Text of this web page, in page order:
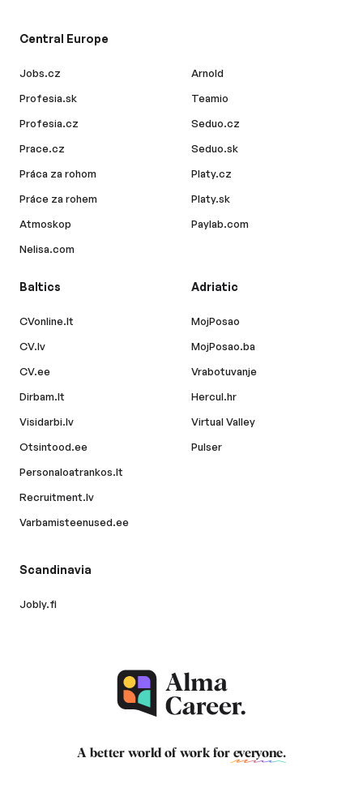
Central Europe
Jobs.cz
Profesia.sk
Profesia.cz
Prace.cz
Práca za rohom
Práce za rohem
Atmoskop
Nelisa.com
Arnold
Teamio
Seduo.cz
Seduo.sk
Platy.cz
Platy.sk
Paylab.com
Baltics
CVonline.lt
CV.lv
CV.ee
Dirbam.lt
Visidarbi.lv
Otsintood.ee
Personaloatrankos.lt
Recruitment.lv
Varbamisteenused.ee
Adriatic
MojPosao
MojPosao.ba
Vrabotuvanje
Hercul.hr
Virtual Valley
Pulser
Scandinavia
Jobly.fi
A better world of work for everyone.